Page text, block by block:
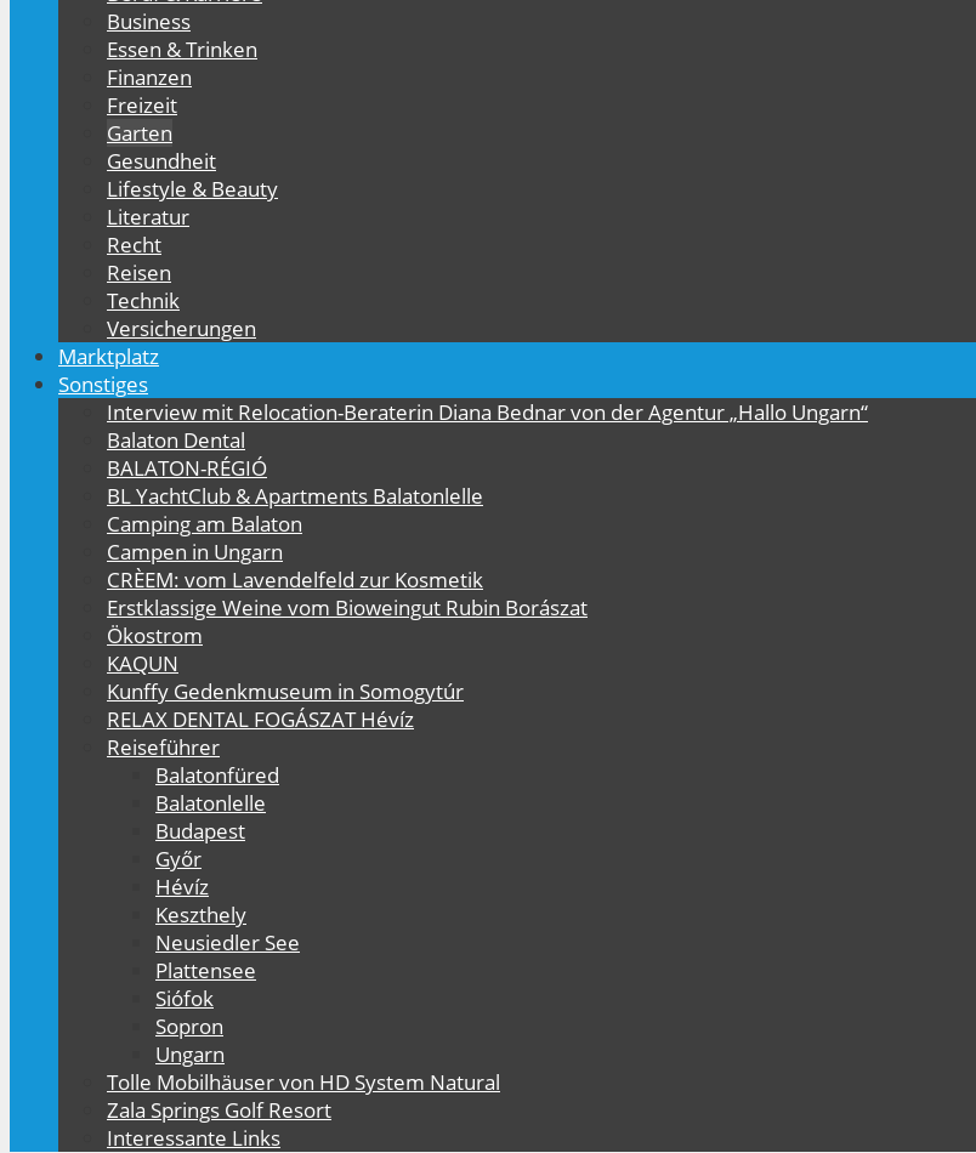
Business
Essen & Trinken
Finanzen
Freizeit
Garten
Gesundheit
Lifestyle & Beauty
Literatur
Recht
Reisen
Technik
Versicherungen
Marktplatz
Sonstiges
Interview mit Relocation-Beraterin Diana Bednar von der Agentur „Hallo Ungarn“
Balaton Dental
BALATON-RÉGIÓ
BL YachtClub & Apartments Balatonlelle
Camping am Balaton
Campen in Ungarn
CRÈEM: vom Lavendelfeld zur Kosmetik
Erstklassige Weine vom Bioweingut Rubin Borászat
Ökostrom
KAQUN
Kunffy Gedenkmuseum in Somogytúr
RELAX DENTAL FOGÁSZAT Hévíz
Reiseführer
Balatonfüred
Balatonlelle
Budapest
Győr
Hévíz
Keszthely
Neusiedler See
Plattensee
Siófok
Sopron
Ungarn
Tolle Mobilhäuser von HD System Natural
Zala Springs Golf Resort
Interessante Links